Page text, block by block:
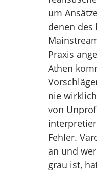
um
denen des
Praxis
Athen
nie
von
Fehler.
an und
grau ist,